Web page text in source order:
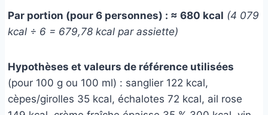
Par portion (pour 6 personnes) : ≈ 680 kcal (4 079
kcal ÷ 6 = 679,78 kcal par assiette)
Hypothèses et valeurs de référence utilisées
(pour 100 g ou 100 ml) : sanglier 122 kcal,
cèpes/girolles 35 kcal, échalotes 72 kcal, ail rose